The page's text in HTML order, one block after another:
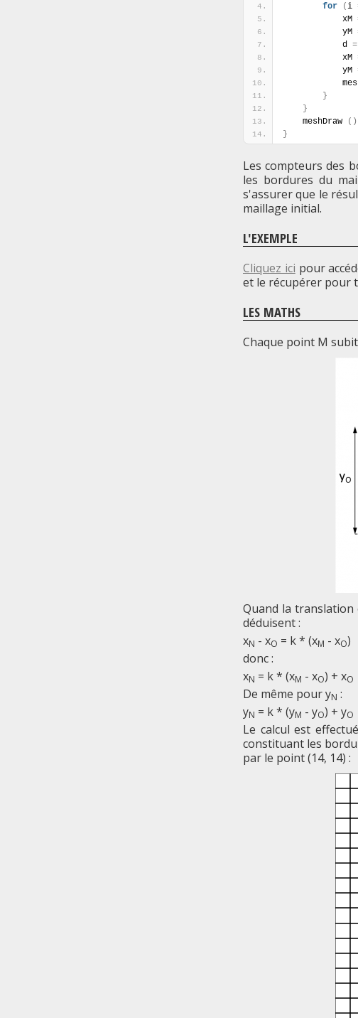
for
(i
            xM
            yM
            d
=
            xM
            yM
}
}
    meshDraw
( )
}
Les compteurs des
les bordures du
s'assurer que le
maillage initial.
L'EXEMPLE
Cliquez ici pour
et le récupérer pour
LES MATHS
Chaque point M
Quand la translation
déduisent :
xN - xO = k * (xM - xO)
donc :
xN = k * (xM - xO) + xO
De même pour yN :
yN = k * (yM - yO) + yO
Le calcul est
constituant les
par le point (14, 14) :